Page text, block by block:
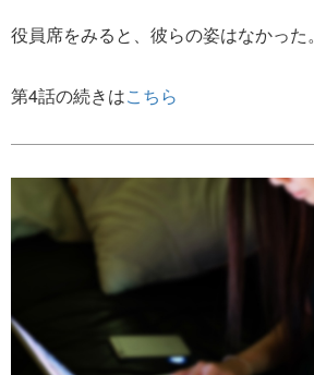
役員席をみると、彼らの姿はなかった。
第4話の続きはこちら